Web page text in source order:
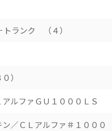
トランク （４）
）
ルファＧＵ１０００ＬＳ
／ＣＬアルファ＃１０００